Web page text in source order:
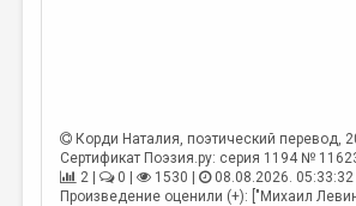
ВКОНТАКТЕ
Корди Наталия, поэтический перевод,
Сертификат Поэзия.ру: серия 1194 №
2 |
0 | 1530 |
08.08.2026. 05:33:32
Произведение оценили (+): ["Михаил